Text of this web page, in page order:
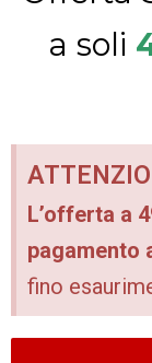
a soli
L’offerta a
pagamento
fino